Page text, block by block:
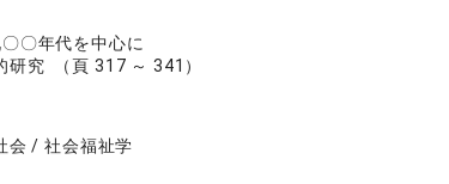
〇年代を中心に
究 （頁 317 ～ 341）
会 / 社会福祉学